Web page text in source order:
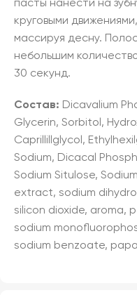
пасты нанести на
круговыми
массируя десну.
небольшим
30 секунд.
Состав: Dicavalium
Glycerin, Sorbitol,
Caprillillglycol,
Sodium, Dicacal
Sodium Situlose,
extract, sodium
silicon dioxide, aroma,
sodium
sodium benzoate,